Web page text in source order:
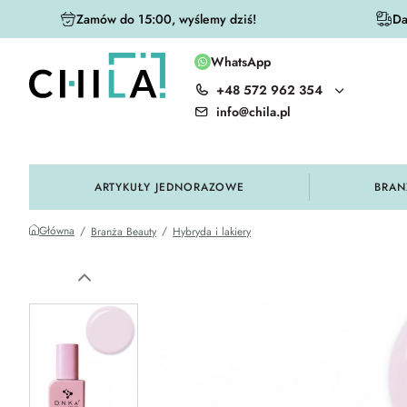
Zamów do 15:00, wyślemy dziś!
WhatsApp
+48 572 962 354
info@chila.pl
ARTYKUŁY JEDNORAZOWE
Główna Branża Beauty Hybryda i lakiery